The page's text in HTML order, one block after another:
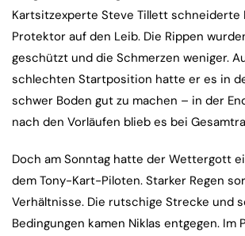
Kartsitzexperte Steve Tillett schneiderte
Protektor auf den Leib. Die Rippen
geschützt und die Schmerzen weniger.
schlechten Startposition hatte er es in
schwer Boden gut zu machen – in der
nach den Vorläufen blieb es bei
Doch am Sonntag hatte der Wettergott
dem Tony-Kart-Piloten. Starker Regen
Verhältnisse. Die rutschige Strecke und
Bedingungen kamen Niklas entgegen. Im